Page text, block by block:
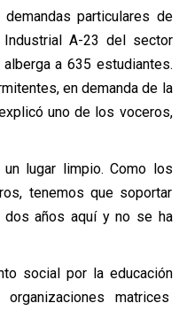
particulares de
A-23 del sector
alberga a 635 estudiantes.
en demanda de la
uno de los voceros,
un lugar limpio. Como los
tenemos que soportar
años aquí y no se ha
social por la educación
matrices